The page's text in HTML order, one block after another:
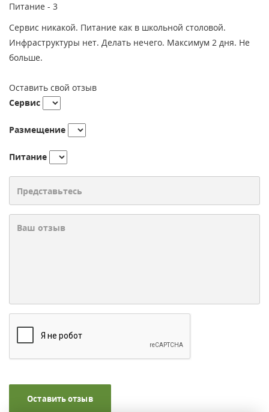
Питание - 3
Сервис никакой. Питание как в школьной столовой.
Инфраструктуры нет. Делать нечего. Максимум 2 дня. Не
больше.
Оставить свой отзыв
Сервис
Размещение
Питание
Оставить отзыв